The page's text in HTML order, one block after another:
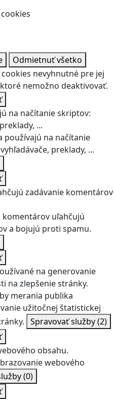
Odmietnuť všetko
nevyhnutné pre jej
nemožno deaktivovať.
na načítanie skriptov:
...
používajú na načítanie
preklady, ...
zadávanie komentárov
komentárov uľahčujú
a bojujú proti spamu.
na generovanie
na zlepšenie stránky.
merania publika
užitočnej štatistickej
Spravovať služby(2)
obsahu.
webového
(0)